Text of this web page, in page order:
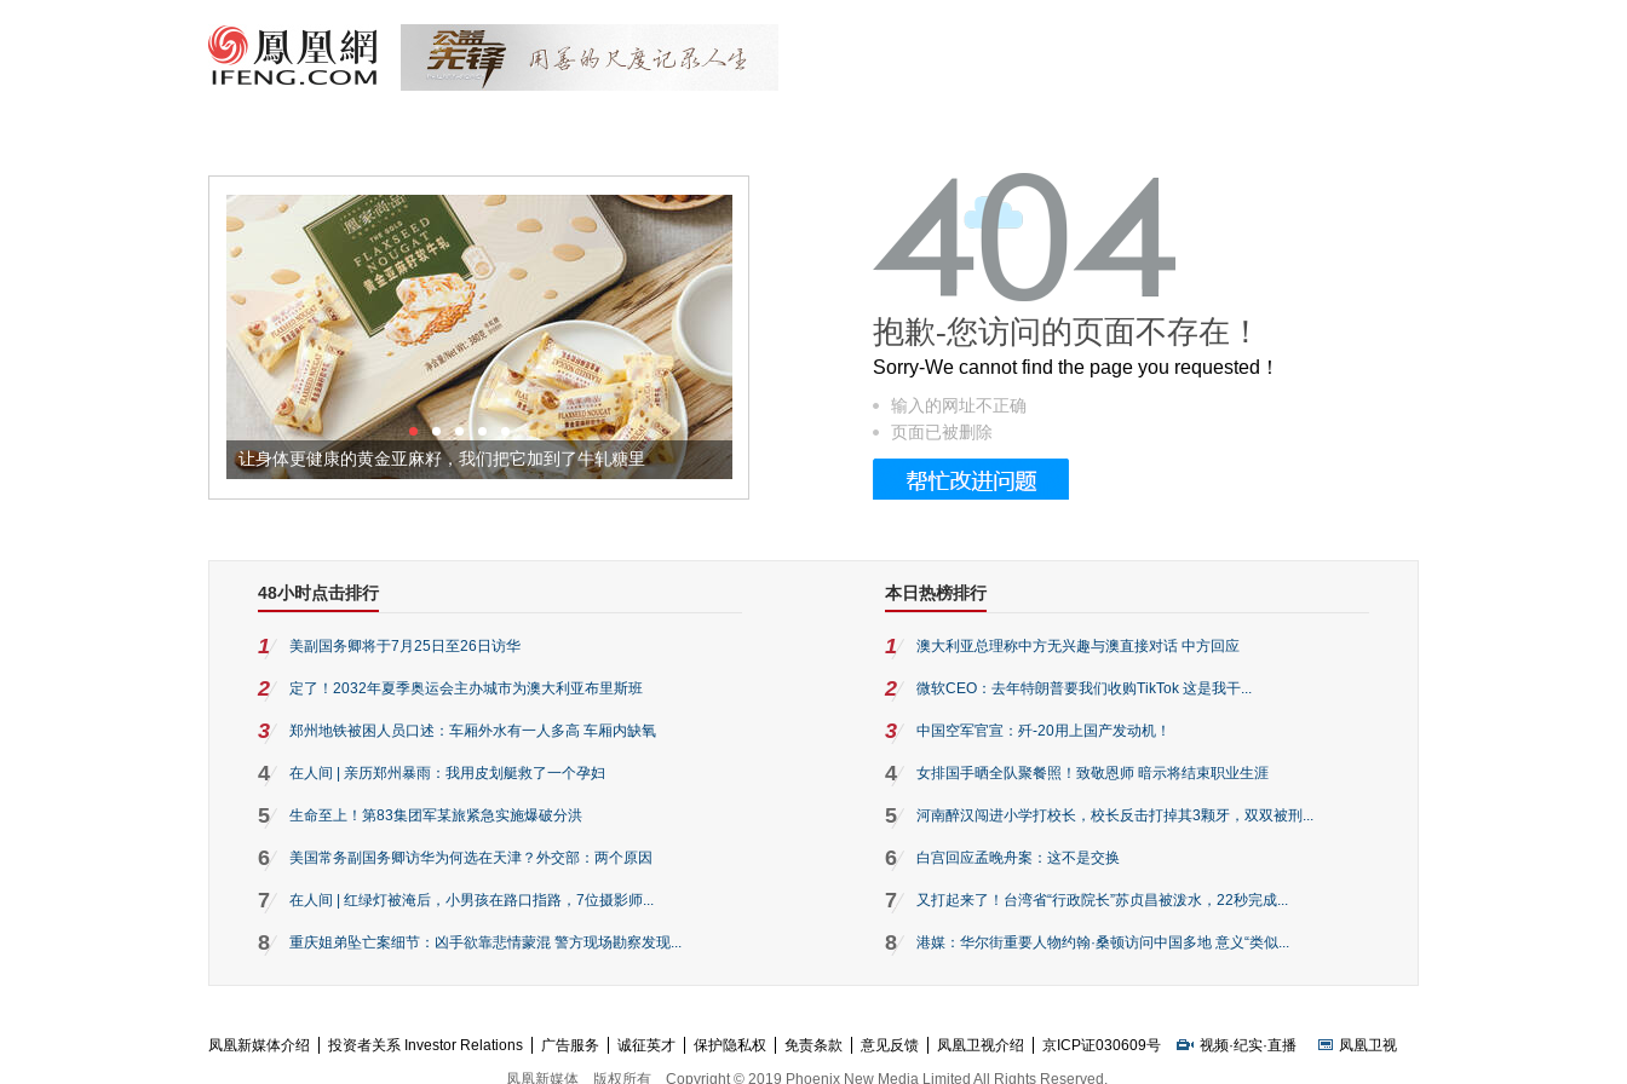
让身体更健康的黄金亚麻籽，我们把它加到了牛轧糖里 被列入佛家七宝的它到底有多美？
抱歉-您访问的页面不存在！
Sorry-We cannot find the page you requested！
输入的网址不正确
页面已被删除
48小时点击排行
1 美副国务卿将于7月25日至26日访华
2 定了！2032年夏季奥运会主办城市为澳大利亚布里斯班
3 郑州地铁被困人员口述：车厢外水有一人多高 车厢内缺氧
4 在人间 | 亲历郑州暴雨：我用皮划艇救了一个孕妇
5 生命至上！第83集团军某旅紧急实施爆破分洪
6 美国常务副国务卿访华为何选在天津？外交部：两个原因
7 在人间 | 红绿灯被淹后，小男孩在路口指路，7位摄影师...
8 重庆姐弟坠亡案细节：凶手欲靠悲情蒙混 警方现场勘察发现...
本日热榜排行
1 澳大利亚总理称中方无兴趣与澳直接对话 中方回应
2 微软CEO：去年特朗普要我们收购TikTok 这是我干...
3 中国空军官宣：歼-20用上国产发动机！
4 女排国手晒全队聚餐照！致敬恩师 暗示将结束职业生涯
5 河南醉汉闯进小学打校长，校长反击打掉其3颗牙，双双被刑...
6 白宫回应孟晚舟案：这不是交换
7 又打起来了！台湾省“行政院长”苏贞昌被泼水，22秒完成...
8 港媒：华尔街重要人物约翰·桑顿访问中国多地 意义“类似...
凤凰新媒体介绍 投资者关系 Investor Relations 广告服务 诚征英才 保护隐私权 免责条款 意见反馈 凤凰卫视介绍 京ICP证030609号 视频·纪实·直播
凤凰卫视
凤凰新媒体
版权所有 Copyright © 2019 Phoenix New Media Limited All Rights Reserved.